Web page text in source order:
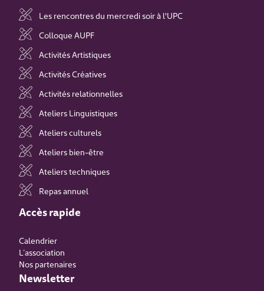
Les rencontres du mercredi soir à l'UPC
Colloque AUPF
Activités Artistiques
Activités Créatives
Activités relationnelles
Ateliers Linguistiques
Ateliers culturels
Ateliers bien-être
Ateliers techniques
Repas annuel
Accès rapide
Calendrier
L’association
Nos partenaires
Newsletter